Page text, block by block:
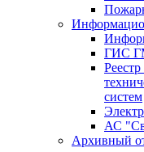
ГИС
систем
АС
Архивный